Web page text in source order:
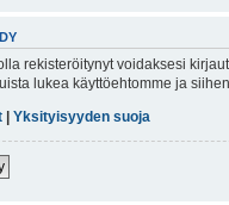
rekisteröitynyt voidaksesi
lukea käyttöehtomme ja
Yksityisyyden suoja